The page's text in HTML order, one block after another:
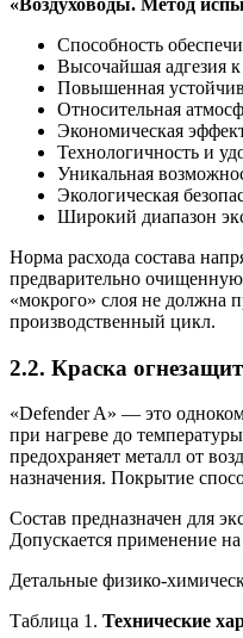
Способность
Высочайшая адгезия
Повышенная
Относительная
Экономическая
Технологичность и
Уникальная
Экологическая
Широкий диапазон
Норма расхода состава
предварительно
«мокрого» слоя не должна
производственный цикл.
2.2. Краска
«Defender A» — это
при нагреве до
предохраняет металл от
назначения. Покрытие
Состав предназначен для
Допускается применение
Детальные физико-
Таблица 1. Технические